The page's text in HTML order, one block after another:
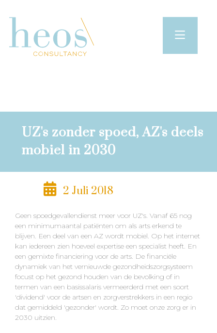
UZ's zonder spoed, AZ's deels
mobiel in 2030
2 Juli 2018
Geen spoedgevallendienst meer voor UZ's. Vanaf 65 nog
een minimumaantal patiënten om als arts erkend te
blijven. Een deel van een AZ wordt mobiel. Op het internet
kan iedereen zien hoeveel expertise een specialist heeft. En
een gemixte financiering voor de arts. De financiële
dynamiek van het vernieuwde gezondheidszorgsysteem
focust op het gezond houden van de bevolking of in
termen van een basissalaris vermeerderd met een soort
'dividend' voor de artsen en zorgverstrekkers in een regio
dat gemiddeld 'gezonder' wordt. Zo moet onze zorg er in
2030 uitzien.